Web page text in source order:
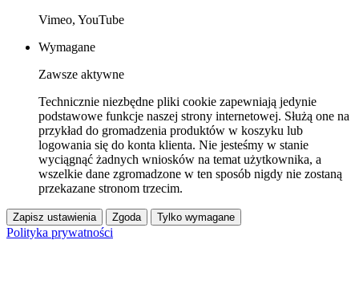
Vimeo, YouTube
Wymagane
Zawsze aktywne
Technicznie niezbędne pliki cookie zapewniają jedynie
podstawowe funkcje naszej strony internetowej. Służą one na
przykład do gromadzenia produktów w koszyku lub
logowania się do konta klienta. Nie jesteśmy w stanie
wyciągnąć żadnych wniosków na temat użytkownika, a
wszelkie dane zgromadzone w ten sposób nigdy nie zostaną
przekazane stronom trzecim.
Zapisz ustawienia Zgoda Tylko wymagane
Polityka prywatności